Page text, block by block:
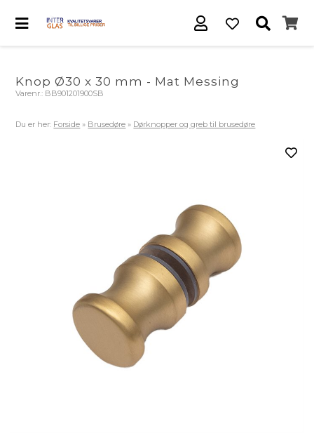
Knop Ø30 x 30 mm - Mat Messing
Varenr.: BB901201900SB
Du er her: Forside » Brusedøre » Dørknopper og greb til brusedøre